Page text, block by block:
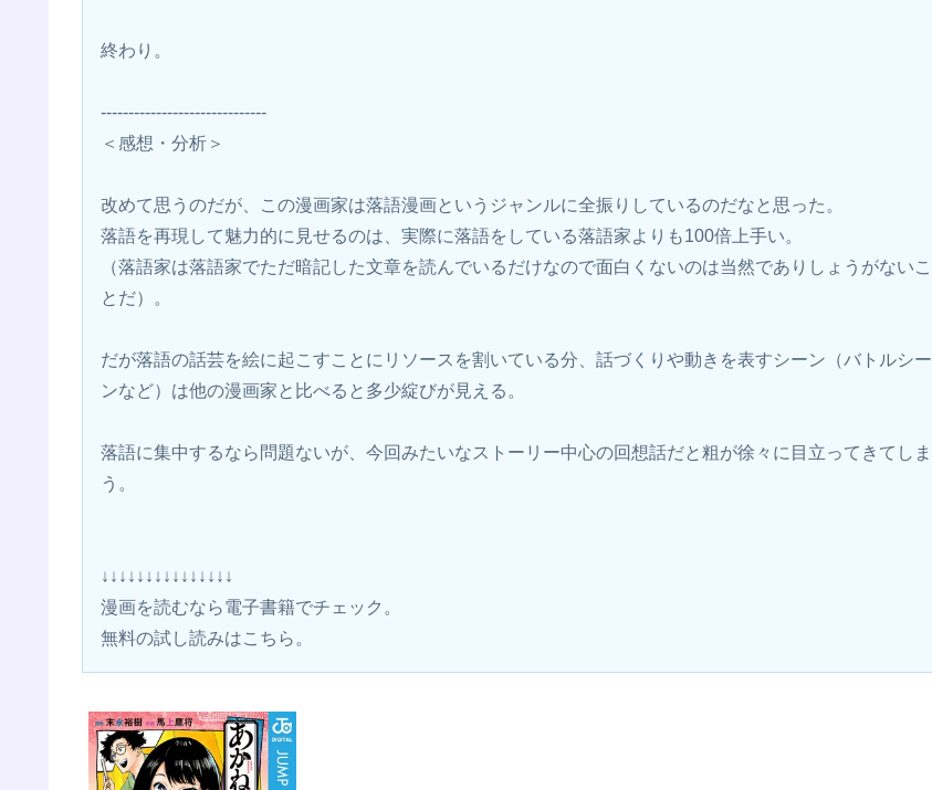
終わり。
------------------------------
＜感想・分析＞
改めて思うのだが、この漫画家は落語漫画というジャンルに全振りしているのだなと思った。
落語を再現して魅力的に見せるのは、実際に落語をしている落語家よりも100倍上手い。
（落語家は落語家でただ暗記した文章を読んでいるだけなので面白くないのは当然でありしょうがないこ
とだ）。
だが落語の話芸を絵に起こすことにリソースを割いている分、話づくりや動きを表すシーン（バトルシー
ンなど）は他の漫画家と比べると多少綻びが見える。
落語に集中するなら問題ないが、今回みたいなストーリー中心の回想話だと粗が徐々に目立ってきてしま
う。
↓↓↓↓↓↓↓↓↓↓↓↓↓↓↓
漫画を読むなら電子書籍でチェック。
無料の試し読みはこちら。